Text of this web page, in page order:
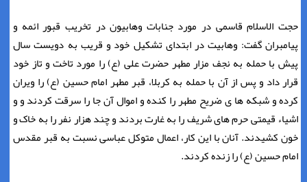
حجت الاسلام قاسمی در مورد جنابات وهابیون در تخریب قبور ائمه و
پیامبران گفت: وهابیت در ابتدای تشکیل خود و قریب به دویست سال
پیش با حمله به نجف مزار مطهر حضرت علی (ع) را مورد تاخت و تاز خود
قرار داد و پس از آن با حمله به کربلا، قبر مطهر امام حسین (ع) را ویران
کرده و شبکه ها ی ضریح مطهر را کنده و اموال آن جا را سرقت کردند و و
اشیاء قیمتی حرم های شریف را به غارت بردند و چند هزار نفر را به خاک و
خون کشیدند. آنان با این کار، اعمال متوکل عباسی نسبت به قبر مقدس
امام حسین (ع) را زنده کردند.